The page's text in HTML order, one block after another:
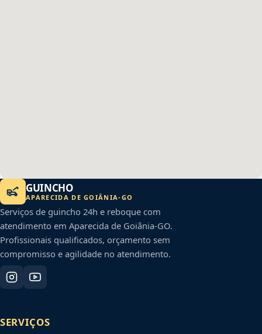
GUINCHO
APARECIDA DE GOIÂNIA-GO
Serviços de guincho 24h e reboque com
atendimento em Aparecida de Goiânia-GO.
Profissionais qualificados, orçamento sem
compromisso e agilidade no atendimento.
SERVIÇOS